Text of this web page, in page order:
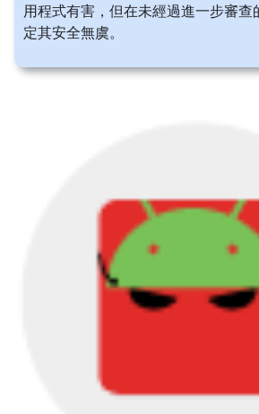
用程式有害，但在未經過進一步審查
定其安全無虞。